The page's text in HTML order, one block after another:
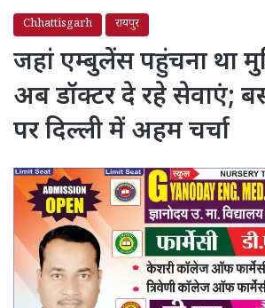
Chhattisgarh रायपुर
जहां एम्बुलेंस पहुंचना था
अब डॉक्टर दे रहे सेवाएं;
पर दिल्ली में अहम चर्चा